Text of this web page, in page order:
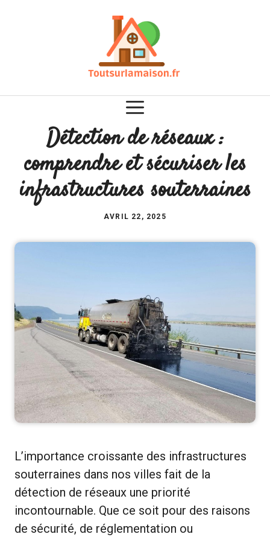
Détection de réseaux :
comprendre et sécuriser les
infrastructures souterraines
AVRIL 22, 2025
L’importance croissante des infrastructures
souterraines dans nos villes fait de la
détection de réseaux une priorité
incontournable. Que ce soit pour des raisons
de sécurité, de réglementation ou